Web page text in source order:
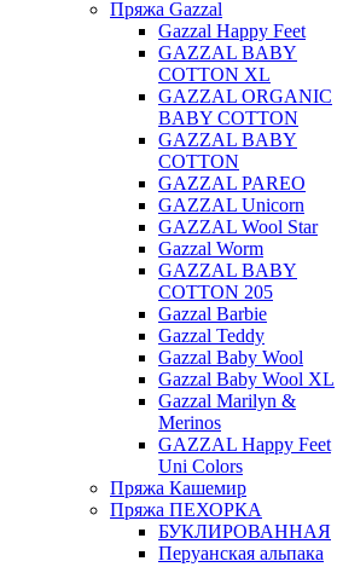
Пряжа Gazzal
Gazzal Happy Feet
GAZZAL BABY
COTTON XL
GAZZAL ORGANIC
BABY COTTON
GAZZAL BABY
COTTON
GAZZAL PAREO
GAZZAL Unicorn
GAZZAL Wool Star
Gazzal Worm
GAZZAL BABY
COTTON 205
Gazzal Barbie
Gazzal Teddy
Gazzal Baby Wool
Gazzal Baby Wool XL
Gazzal Marilyn &
Merinos
GAZZAL Happy Feet
Uni Colors
Пряжа Кашемир
Пряжа ПЕХОРКА
БУКЛИРОВАННАЯ
Перуанская альпака